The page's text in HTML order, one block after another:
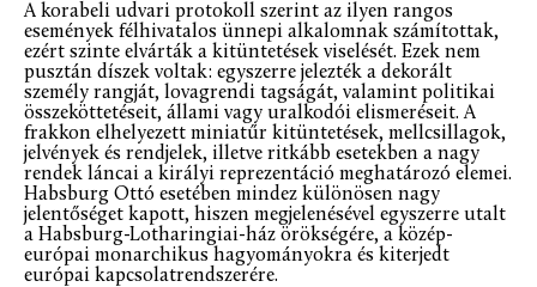
A korabeli udvari protokoll szerint az ilyen rangos
események félhivatalos ünnepi alkalomnak számítottak,
ezért szinte elvárták a kitüntetések viselését. Ezek nem
pusztán díszek voltak: egyszerre jelezték a dekorált
személy rangját, lovagrendi tagságát, valamint politikai
összeköttetéseit, állami vagy uralkodói elismeréseit. A
frakkon elhelyezett miniatűr kitüntetések, mellcsillagok,
jelvények és rendjelek, illetve ritkább esetekben a nagy
rendek láncai a királyi reprezentáció meghatározó elemei.
Habsburg Ottó esetében mindez különösen nagy
jelentőséget kapott, hiszen megjelenésével egyszerre utalt
a Habsburg-Lotharingiai-ház örökségére, a közép-
európai monarchikus hagyományokra és kiterjedt
európai kapcsolatrendszerére.